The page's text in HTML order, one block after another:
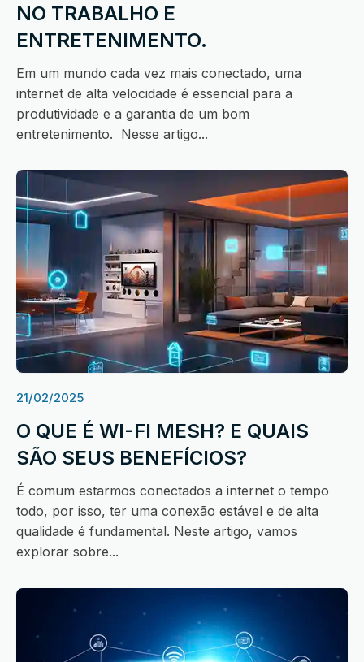
NO TRABALHO E
ENTRETENIMENTO.
Em um mundo cada vez mais conectado, uma
internet de alta velocidade é essencial para a
produtividade e a garantia de um bom
entretenimento. Nesse artigo...
21/02/2025
O QUE É WI-FI MESH? E QUAIS
SÃO SEUS BENEFÍCIOS?
É comum estarmos conectados a internet o tempo
todo, por isso, ter uma conexão estável e de alta
qualidade é fundamental. Neste artigo, vamos
explorar sobre...